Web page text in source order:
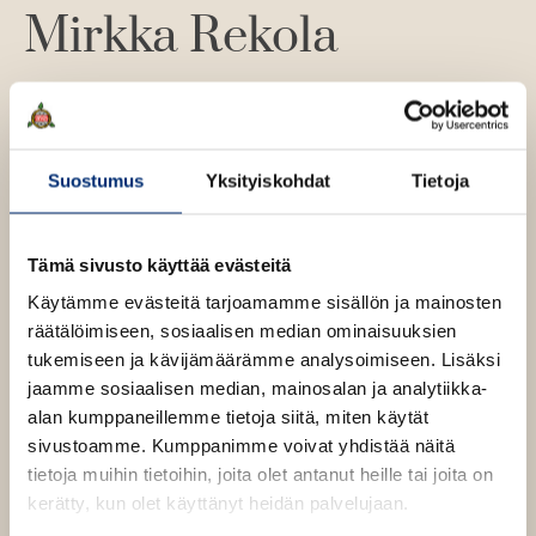
Suostumus Yksityiskohdat Tietoja
Tämä sivusto käyttää evästeitä
Käytämme evästeitä tarjoamamme sisällön ja mainosten
räätälöimiseen, sosiaalisen median ominaisuuksien
tukemiseen ja kävijämäärämme analysoimiseen. Lisäksi
jaamme sosiaalisen median, mainosalan ja analytiikka-
alan kumppaneillemme tietoja siitä, miten käytät
sivustoamme. Kumppanimme voivat yhdistää näitä
tietoja muihin tietoihin, joita olet antanut heille tai joita on
kerätty, kun olet käyttänyt heidän palvelujaan.
A
u
a
u
u
e
e
n
v
ä
l
i
l
e
Mirkka Rekola
Lue lisää tekijästä
M
k
R
e
k
l
a